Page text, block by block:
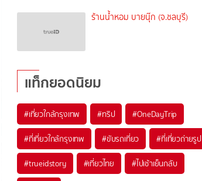
ร้านน้ำหอม บายนุ๊ก (จ.ชลบุรี)
แท็กยอดนิยม
#เที่ยวใกล้กรุงเทพ #ทริป #OneDayTrip
#ที่เที่ยวใกล้กรุงเทพ #ขับรถเที่ยว #ที่เที่ยวถ่ายรูป
#trueidstory #เที่ยวไทย #ไปเช้าเย็นกลับ